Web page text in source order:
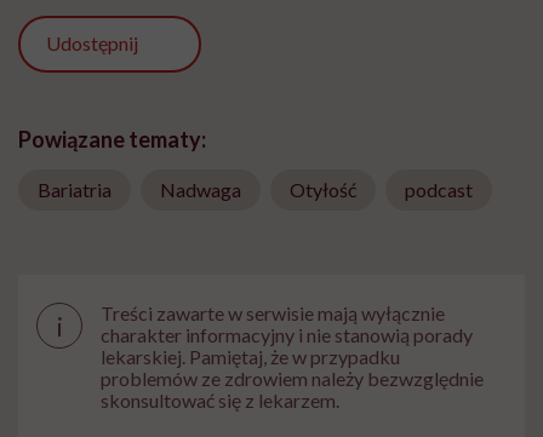
Udostępnij
Powiązane tematy:
Bariatria Nadwaga Otyłość podcast
i
Treści zawarte w serwisie mają wyłącznie
charakter informacyjny i nie stanowią porady
lekarskiej. Pamiętaj, że w przypadku
problemów ze zdrowiem należy bezwzględnie
skonsultować się z lekarzem.